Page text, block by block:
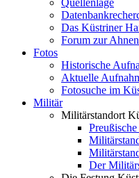
Quellenlage
Das Küstriner
Forum zur
Fotos
Historische
Aktuelle
Fotosuche im
Militär
Militärstandort
Der